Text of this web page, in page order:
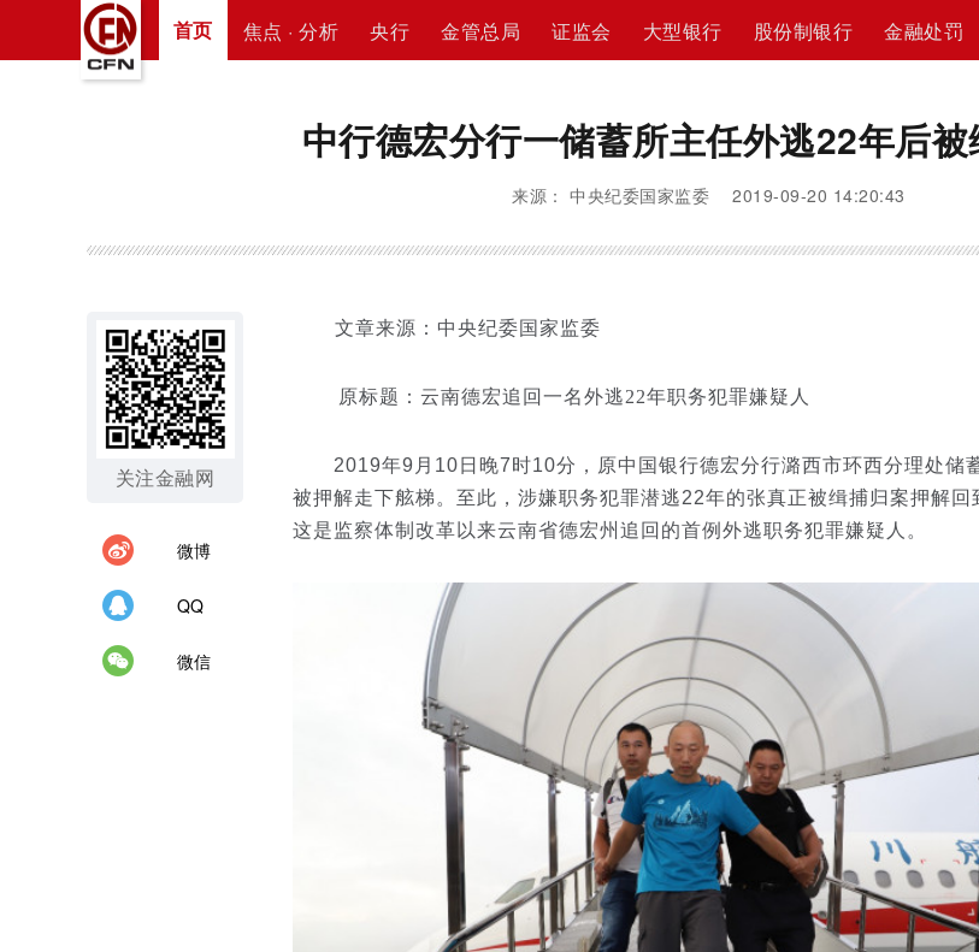
首页 焦点 · 分析 央行 金管总局 证监会 大型银行 股份制银行 金融处罚
中行德宏分行一储蓄所主任外逃22年后
来源： 中央纪委国家监委 2019-09-20 14:20:43
关注金融网
微博
QQ
微信
文章来源：中央纪委国家监委
原标题：云南德宏追回一名外逃22年职务犯罪嫌疑人
2019年9月10日晚7时10分，原中国银行德宏分行潞西市环西分理处储
被押解走下舷梯。至此，涉嫌职务犯罪潜逃22年的张真正被缉捕归案押解回
这是监察体制改革以来云南省德宏州追回的首例外逃职务犯罪嫌疑人。